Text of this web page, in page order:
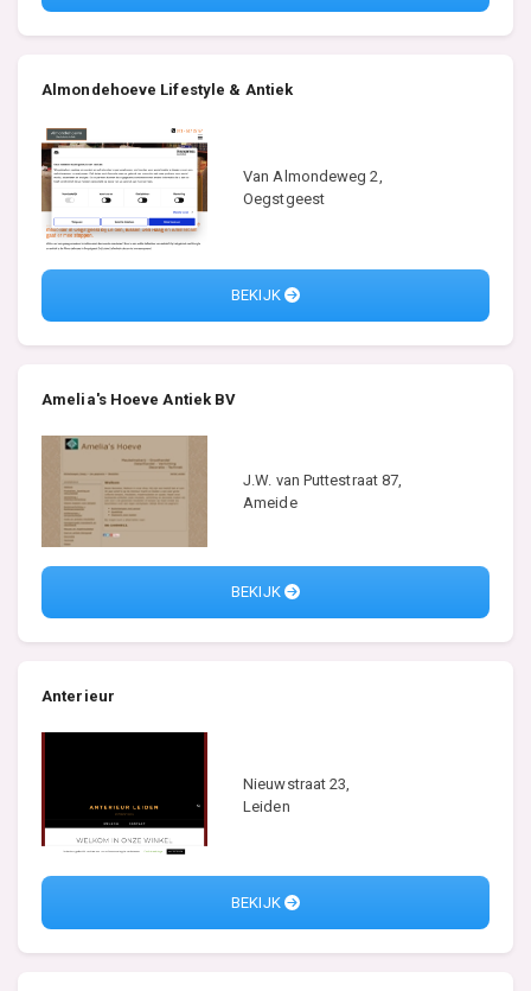
Almondehoeve Lifestyle & Antiek
Van Almondeweg 2,
Oegstgeest
BEKIJK
Amelia's Hoeve Antiek BV
J.W. van Puttestraat 87,
Ameide
BEKIJK
Anterieur
Nieuwstraat 23,
Leiden
BEKIJK